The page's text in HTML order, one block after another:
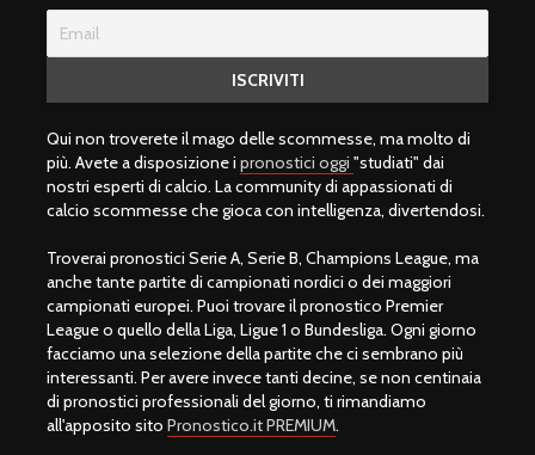
Qui non troverete il mago delle scommesse, ma molto di
più. Avete a disposizione i pronostici oggi "studiati" dai
nostri esperti di calcio. La community di appassionati di
calcio scommesse che gioca con intelligenza, divertendosi.
Troverai pronostici Serie A, Serie B, Champions League, ma
anche tante partite di campionati nordici o dei maggiori
campionati europei. Puoi trovare il pronostico Premier
League o quello della Liga, Ligue 1 o Bundesliga. Ogni giorno
facciamo una selezione della partite che ci sembrano più
interessanti. Per avere invece tanti decine, se non centinaia
di pronostici professionali del giorno, ti rimandiamo
all'apposito sito Pronostico.it PREMIUM.